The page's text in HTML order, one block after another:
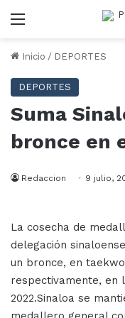
Menu
Inicio / DEPORTES
DEPORTES
Suma
bronce en
Redaccion 9 julio,
La cosecha de
delegación
un bronce, en
respectivamente, en
2022.Sinaloa se